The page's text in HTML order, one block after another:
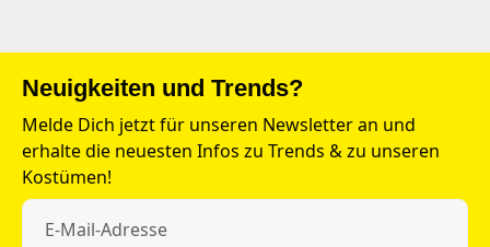
Neuigkeiten und Trends?
Melde Dich jetzt für unseren Newsletter an und
erhalte die neuesten Infos zu Trends & zu unseren
Kostümen!